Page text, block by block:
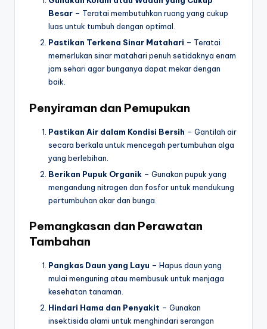
Besar – Teratai membutuhkan ruang yang cukup
luas untuk tumbuh dengan optimal.
Pastikan Terkena Sinar Matahari – Teratai
memerlukan sinar matahari penuh setidaknya enam
jam sehari agar bunganya dapat mekar dengan
baik.
Penyiraman dan Pemupukan
Pastikan Air dalam Kondisi Bersih – Gantilah air
secara berkala untuk mencegah pertumbuhan alga
yang berlebihan.
Berikan Pupuk Organik – Gunakan pupuk yang
mengandung nitrogen dan fosfor untuk mendukung
pertumbuhan akar dan bunga.
Pemangkasan dan Perawatan
Tambahan
Pangkas Daun yang Layu – Hapus daun yang
mulai menguning atau membusuk untuk menjaga
kesehatan tanaman.
Hindari Hama dan Penyakit – Gunakan
insektisida alami untuk menghindari serangan